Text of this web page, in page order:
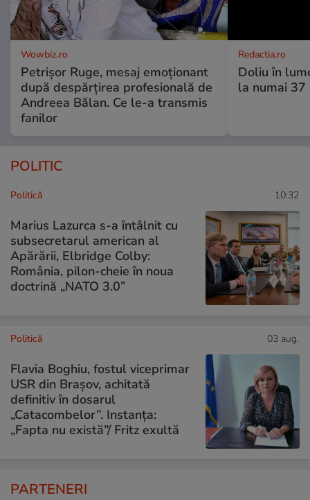
Wowbiz.ro
Petrișor Ruge, mesaj emoționant
după despărțirea profesională de
Andreea Bălan. Ce le-a transmis
fanilor
Redactia.ro
Doliu în
la numai 37
POLITIC
Politică 10:32
Marius Lazurca s-a întâlnit cu
subsecretarul american al
Apărării, Elbridge Colby:
România, pilon-cheie în noua
doctrină „NATO 3.0”
Politică 03 aug.
Flavia Boghiu, fostul viceprimar
USR din Brașov, achitată
definitiv în dosarul
„Catacombelor”. Instanța:
„Fapta nu există”/ Fritz exultă
PARTENERI